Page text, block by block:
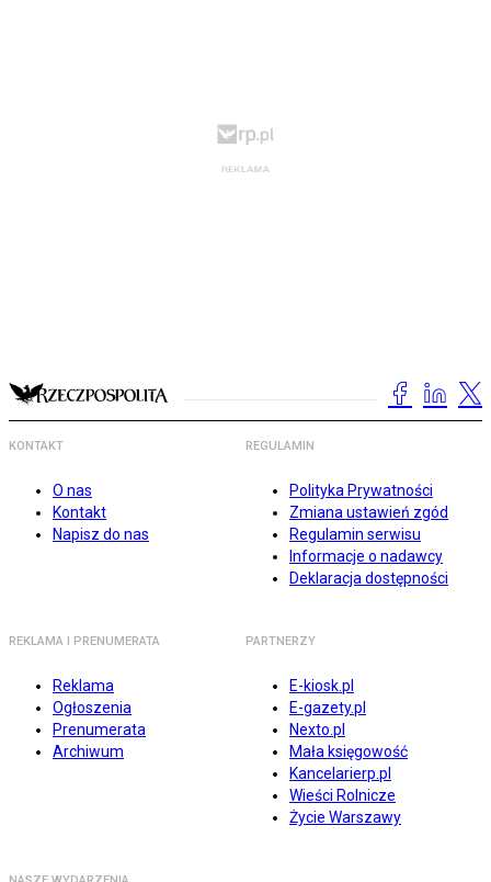
KONTAKT
O nas
Kontakt
Napisz do nas
REGULAMIN
Polityka Prywatności
Zmiana ustawień zgód
Regulamin serwisu
Informacje o nadawcy
Deklaracja dostępności
REKLAMA I PRENUMERATA
Reklama
Ogłoszenia
Prenumerata
Archiwum
PARTNERZY
E-kiosk.pl
E-gazety.pl
Nexto.pl
Mała księgowość
Kancelarierp.pl
Wieści Rolnicze
Życie Warszawy